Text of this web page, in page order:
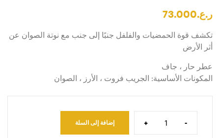
ر.ع.73.000
تكشف قوة الحمضيات والفلفل جنبًا إلى جنب مع نوتة الصوان عن
أثر الأرض
عطر حار ، جاف
المكونات الأساسية: الجريب فروت ، الأرز ، الصوان
-
+ إضافة إلى السلة